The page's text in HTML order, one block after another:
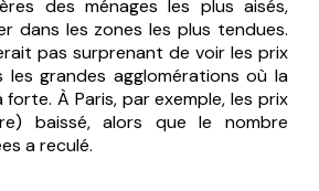
des ménages les plus aisés,
dans les zones les plus tendues.
pas surprenant de voir les prix
les grandes agglomérations où la
À Paris, par exemple, les prix
baissé, alors que le nombre
a reculé.